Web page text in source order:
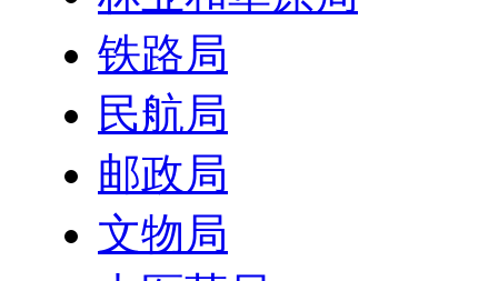
铁路局
民航局
邮政局
文物局